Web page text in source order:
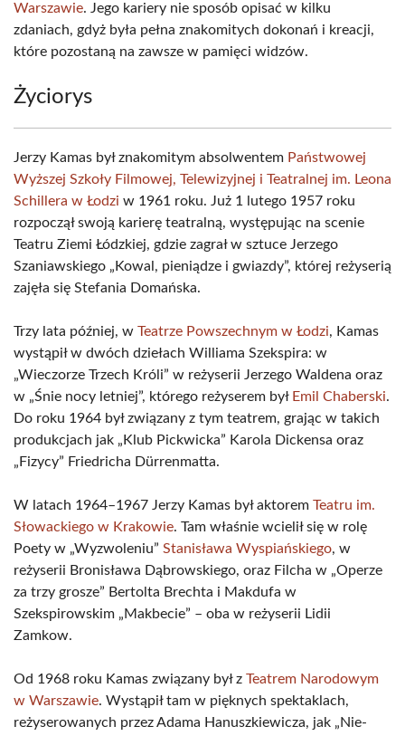
Warszawie. Jego kariery nie sposób opisać w kilku
zdaniach, gdyż była pełna znakomitych dokonań i kreacji,
które pozostaną na zawsze w pamięci widzów.
Życiorys
Jerzy Kamas był znakomitym absolwentem Państwowej
Wyższej Szkoły Filmowej, Telewizyjnej i Teatralnej im. Leona
Schillera w Łodzi w 1961 roku. Już 1 lutego 1957 roku
rozpoczął swoją karierę teatralną, występując na scenie
Teatru Ziemi Łódzkiej, gdzie zagrał w sztuce Jerzego
Szaniawskiego „Kowal, pieniądze i gwiazdy”, której reżyserią
zajęła się Stefania Domańska.
Trzy lata później, w Teatrze Powszechnym w Łodzi, Kamas
wystąpił w dwóch dziełach Williama Szekspira: w
„Wieczorze Trzech Króli” w reżyserii Jerzego Waldena oraz
w „Śnie nocy letniej”, którego reżyserem był Emil Chaberski.
Do roku 1964 był związany z tym teatrem, grając w takich
produkcjach jak „Klub Pickwicka” Karola Dickensa oraz
„Fizycy” Friedricha Dürrenmatta.
W latach 1964–1967 Jerzy Kamas był aktorem Teatru im.
Słowackiego w Krakowie. Tam właśnie wcielił się w rolę
Poety w „Wyzwoleniu” Stanisława Wyspiańskiego, w
reżyserii Bronisława Dąbrowskiego, oraz Filcha w „Operze
za trzy grosze” Bertolta Brechta i Makdufa w
Szekspirowskim „Makbecie” – oba w reżyserii Lidii
Zamkow.
Od 1968 roku Kamas związany był z Teatrem Narodowym
w Warszawie. Wystąpił tam w pięknych spektaklach,
reżyserowanych przez Adama Hanuszkiewicza, jak „Nie-